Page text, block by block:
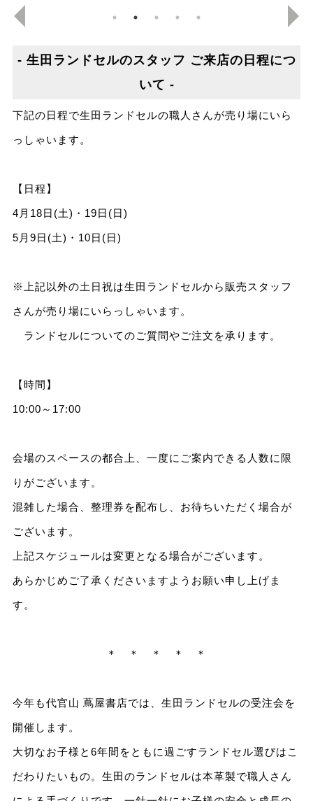
- 生田ランドセルのスタッフ ご来店の日程につ
いて -
下記の日程で生田ランドセルの職人さんが売り場にいら
っしゃいます。
【日程】
4月18日(土)・19日(日)
5月9日(土)・10日(日)
※上記以外の土日祝は生田ランドセルから販売スタッフ
さんが売り場にいらっしゃいます。
ランドセルについてのご質問やご注文を承ります。
【時間】
10:00～17:00
会場のスペースの都合上、一度にご案内できる人数に限
りがございます。
混雑した場合、整理券を配布し、お待ちいただく場合が
ございます。
上記スケジュールは変更となる場合がございます。
あらかじめご了承くださいますようお願い申し上げま
す。
＊ ＊ ＊ ＊ ＊
今年も代官山 蔦屋書店では、生田ランドセルの受注会を
開催します。
大切なお子様と6年間をともに過ごすランドセル選びはこ
だわりたいもの。生田のランドセルは本革製で職人さん